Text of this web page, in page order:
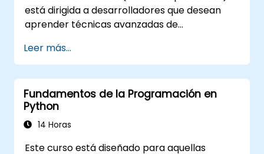
está dirigida a desarrolladores que desean
aprender técnicas avanzadas de
aplicar este lenguaje versátil para resolver
problemas en áreas como aplicaciones
distribuidas, análisis y visualización de datos,
programación de interfaces de usuario y
scripting de mantenimiento.
Leer más...
Fundamentos de la Programación en
Python
14 Horas
Este curso está diseñado para aquellas